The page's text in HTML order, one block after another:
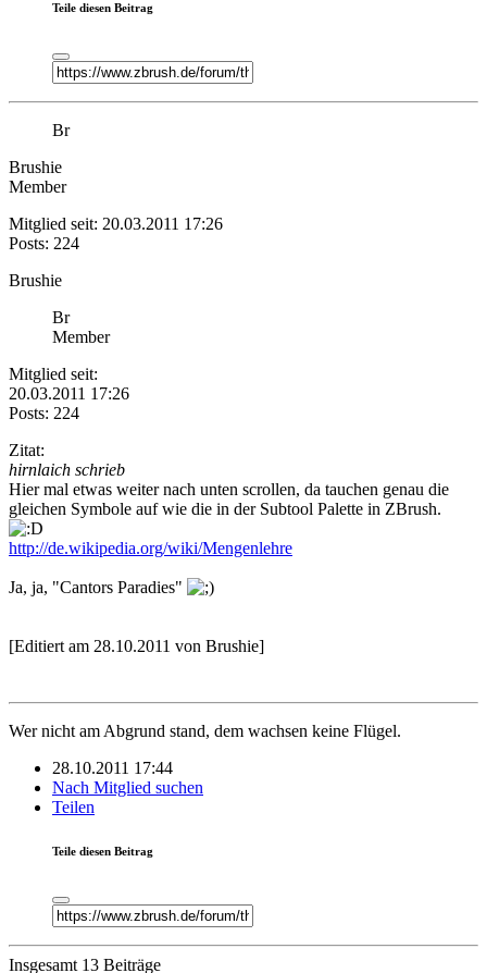
Teile diesen Beitrag
Br
Brushie
Member
Mitglied seit: 20.03.2011 17:26
Posts: 224
Brushie
Br
Member
Mitglied seit:
20.03.2011 17:26
Posts: 224
Zitat:
hirnlaich schrieb
Hier mal etwas weiter nach unten scrollen, da tauchen genau die
gleichen Symbole auf wie die in der Subtool Palette in ZBrush.
http://de.wikipedia.org/wiki/Mengenlehre
Ja, ja, "Cantors Paradies"
[Editiert am 28.10.2011 von Brushie]
Wer nicht am Abgrund stand, dem wachsen keine Flügel.
28.10.2011 17:44
Nach Mitglied suchen
Teilen
Teile diesen Beitrag
Insgesamt 13 Beiträge